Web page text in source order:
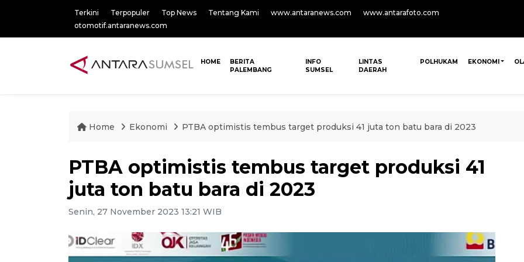
Terkini Terpopuler Top News Tentang Kami www.antaranews.com
www.antarafoto.com
otomotif.antaranews.com
HOME
BERITA
PALEMBANG
INFO
SUMSEL
LINTAS
DAERAH
POLHUKAM EKONOMI
Home Ekonomi PTBA optimistis tembus target produksi 41 juta ton batu bara di 2023
PTBA optimistis tembus target produksi 41
juta ton batu bara di 2023
Senin, 27 November 2023 13:21 WIB